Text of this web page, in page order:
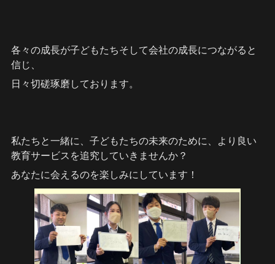
各々の成長が子どもたちそして会社の成長につながると
信じ、
日々切磋琢磨しております。
私たちと一緒に、子どもたちの未来のために、より良い
教育サービスを追究していきませんか？
あなたに会えるのを楽しみにしています！